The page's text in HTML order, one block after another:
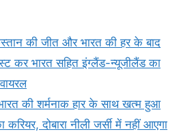
की जीत और भारत की हर के बाद
कर भारत सहित इंग्लैंड-न्यूजीलैंड का
की शर्मनाक हार के साथ खत्म हुआ
करियर, दोबारा नीली जर्सी में नहीं आएगा